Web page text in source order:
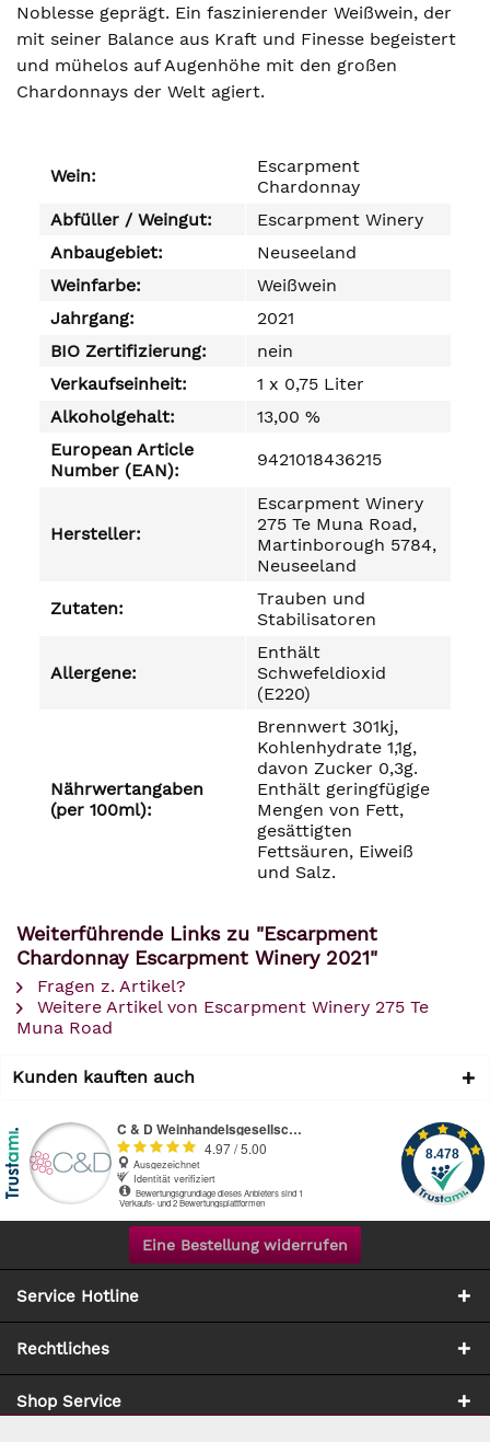
Noblesse geprägt. Ein faszinierender Weißwein, der
mit seiner Balance aus Kraft und Finesse begeistert
und mühelos auf Augenhöhe mit den großen
Chardonnays der Welt agiert.
Wein:
Escarpment
Chardonnay
Abfüller / Weingut:
Escarpment Winery
Anbaugebiet:
Neuseeland
Weinfarbe:
Weißwein
Jahrgang:
2021
BIO Zertifizierung:
nein
Verkaufseinheit:
1 x 0,75 Liter
Alkoholgehalt:
13,00 %
European Article
Number (EAN):
9421018436215
Hersteller:
Escarpment Winery
275 Te Muna Road,
Martinborough 5784,
Neuseeland
Zutaten:
Trauben und
Stabilisatoren
Allergene:
Enthält
Schwefeldioxid
(E220)
Nährwertangaben
(per 100ml):
Brennwert 301kj,
Kohlenhydrate 1,1g,
davon Zucker 0,3g.
Enthält geringfügige
Mengen von Fett,
gesättigten
Fettsäuren, Eiweiß
und Salz.
Weiterführende Links zu "Escarpment
Chardonnay Escarpment Winery 2021"
Fragen z. Artikel?
Weitere Artikel von Escarpment Winery 275 Te
Muna Road
Kunden kauften auch
Eine Bestellung widerrufen
Service Hotline
Rechtliches
Shop Service